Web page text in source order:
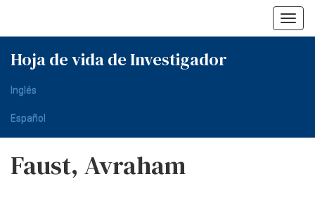
Hoja de vida de Investigador
Inglés
Español
Faust, Avraham